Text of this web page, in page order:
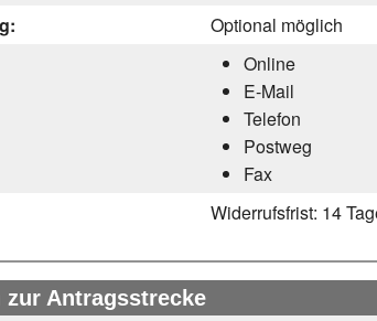
Optional möglich
Online
E-Mail
Telefon
Postweg
Fax
Widerrufsfrist: 14
Antragsstrecke